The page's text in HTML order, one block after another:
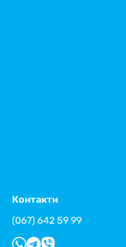
Контакти
(067) 642 59 99